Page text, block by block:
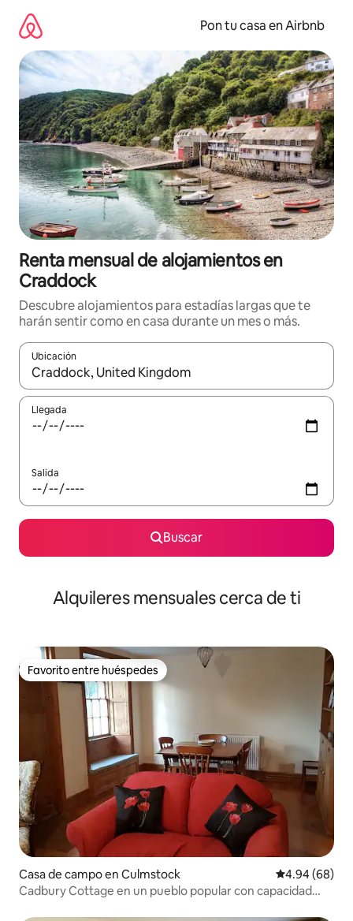
contenido
Pon tu casa en Airbnb
Renta mensual de alojamientos en
Craddock
Descubre alojamientos para estadías largas que te
harán sentir como en casa durante un mes o más.
Ubicación
Cuando los resultados estén disponibles, navega con las
Llegada
Salida
Buscar
Alquileres mensuales cerca de ti
Favorito entre huéspedes
Favorito entre huéspedes
Casa de campo en Culmstock Calificación
4.94 (68)
Cadbury Cottage en un pueblo popular con capacidad